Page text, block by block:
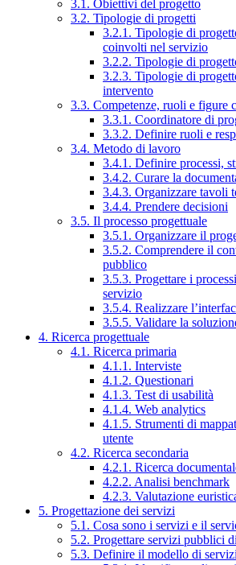
3.1. Obiettivi del progetto
3.2. Tipologie di progetti
3.2.1. Tipologie di
coinvolti nel servizio
3.2.2. Tipologie di
3.2.3. Tipologie di
intervento
3.3. Competenze, ruoli e figure
3.3.1. Coordinatore di
3.3.2. Definire ruoli e
3.4. Metodo di lavoro
3.4.1. Definire processi,
3.4.2. Curare la
3.4.3. Organizzare tavoli
3.4.4. Prendere decisioni
3.5. Il processo progettuale
3.5.1. Organizzare il
3.5.2. Comprendere il
pubblico
3.5.3. Progettare i
servizio
3.5.4. Realizzare
3.5.5. Validare la
4. Ricerca progettuale
4.1. Ricerca primaria
4.1.1. Interviste
4.1.2. Questionari
4.1.3. Test di usabilità
4.1.4. Web analytics
4.1.5. Strumenti di
utente
4.2. Ricerca secondaria
4.2.1. Ricerca
4.2.2. Analisi benchmark
4.2.3. Valutazione
5. Progettazione dei servizi
5.1. Cosa sono i servizi e il
5.2. Progettare servizi pubblici
5.3. Definire il modello di